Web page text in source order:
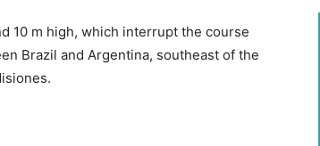
10 m high, which interrupt the course
Brazil and Argentina, southeast of the